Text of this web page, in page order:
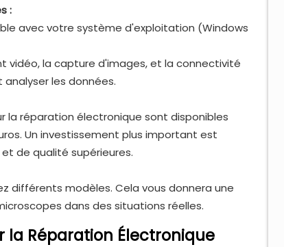
:
avec votre système d'exploitation (Windows
vidéo, la capture d'images, et la connectivité
les données.
la réparation électronique sont disponibles
Un investissement plus important est
de qualité supérieures.
différents modèles. Cela vous donnera une
dans des situations réelles.
la Réparation Électronique